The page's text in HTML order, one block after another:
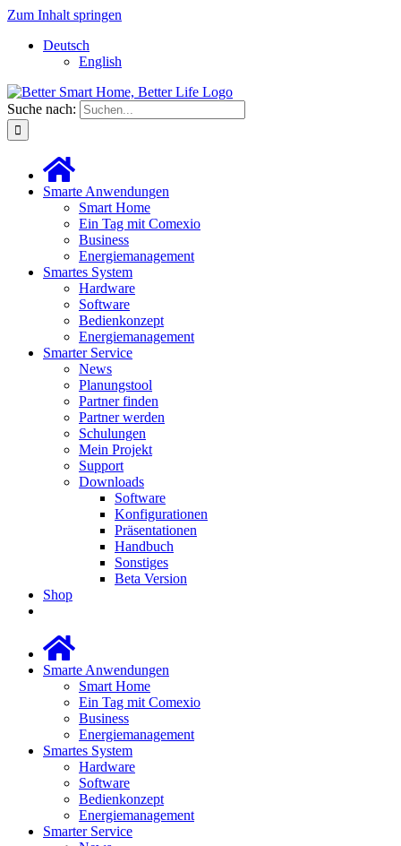
Zum Inhalt springen
Deutsch
English
Suche nach:
Smarte Anwendungen
Smart Home
Ein Tag mit Comexio
Business
Energiemanagement
Smartes System
Hardware
Software
Bedienkonzept
Energiemanagement
Smarter Service
News
Planungstool
Partner finden
Partner werden
Schulungen
Mein Projekt
Support
Downloads
Software
Konfigurationen
Präsentationen
Handbuch
Sonstiges
Beta Version
Shop
Smarte Anwendungen
Smart Home
Ein Tag mit Comexio
Business
Energiemanagement
Smartes System
Hardware
Software
Bedienkonzept
Energiemanagement
Smarter Service